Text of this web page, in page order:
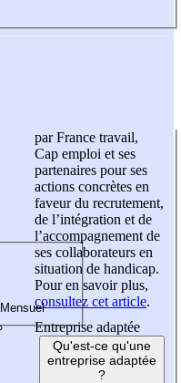
par France travail,
Cap emploi et ses
partenaires pour ses
actions concrètes en
faveur du recrutement,
de l’intégration et de
l’accompagnement de
ses collaborateurs en
situation de handicap.
Pour en savoir plus,
consultez cet article.
Entreprise adaptée
Qu'est-ce qu'une
entreprise adaptée
?